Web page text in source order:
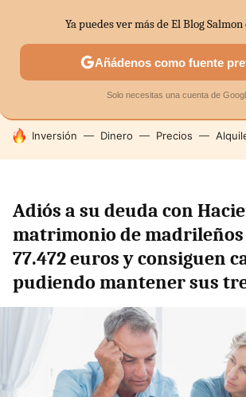
SECTORES ECONOMÍA DOMÉSTICA
HOY SE HABLA DE
Inversión Dinero Precios
Adiós a su deuda con
matrimonio de
77.472 euros y consiguen
pudiendo mantener sus
Ya puedes ver más de El Blog Salmon
Añádenos como fuente
Solo necesitas una cuenta de